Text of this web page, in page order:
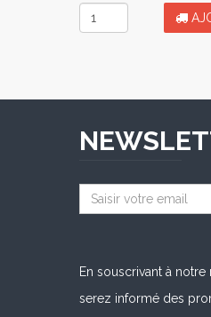
En souscrivant à
serez informé des